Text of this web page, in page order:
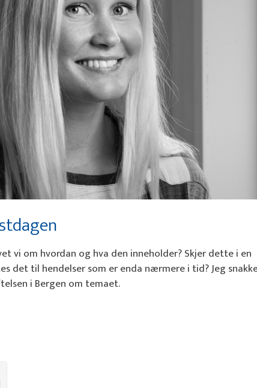
vi om hvordan og hva den inneholder? Skjer dette i en
det til hendelser som er enda nærmere i tid? Jeg
i Bergen om temaet.